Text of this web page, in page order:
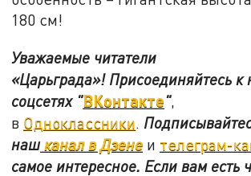
180 см!
Уважаемые читатели
«Царьграда»! Присоединяйтесь к
соцсетях "ВКонтакте",
в Одноклассники
нашканал в Дзене и телеграм-
самое интересное. Если вам есть